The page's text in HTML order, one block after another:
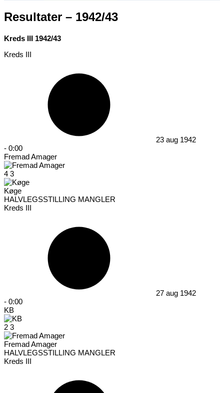
Resultater – 1942/43
Kreds III 1942/43
Kreds III
23 aug 1942
- 0:00
Fremad Amager
4 3
Køge
HALVLEGSSTILLING MANGLER
Kreds III
27 aug 1942
- 0:00
KB
2 3
Fremad Amager
HALVLEGSSTILLING MANGLER
Kreds III